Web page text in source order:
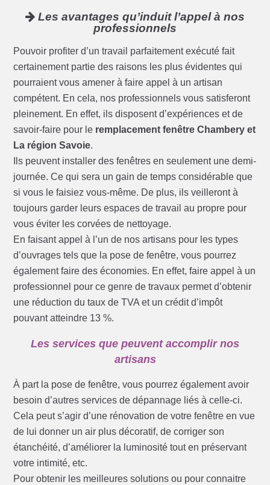
Les avantages qu’induit l’appel à nos
professionnels
Pouvoir profiter d’un travail parfaitement exécuté fait
certainement partie des raisons les plus évidentes qui
pourraient vous amener à faire appel à un artisan
compétent. En cela, nos professionnels vous satisferont
pleinement. En effet, ils disposent d’expériences et de
savoir-faire pour le remplacement fenêtre Chambery et
La région Savoie.
Ils peuvent installer des fenêtres en seulement une demi-
journée. Ce qui sera un gain de temps considérable que
si vous le faisiez vous-même. De plus, ils veilleront à
toujours garder leurs espaces de travail au propre pour
vous éviter les corvées de nettoyage.
En faisant appel à l’un de nos artisans pour les types
d’ouvrages tels que la pose de fenêtre, vous pourrez
également faire des économies. En effet, faire appel à un
professionnel pour ce genre de travaux permet d’obtenir
une réduction du taux de TVA et un crédit d’impôt
pouvant atteindre 13 %.
Les services que peuvent accomplir nos
artisans
À part la pose de fenêtre, vous pourrez également avoir
besoin d’autres services de dépannage liés à celle-ci.
Cela peut s’agir d’une rénovation de votre fenêtre en vue
de lui donner un air plus décoratif, de corriger son
étanchéité, d’améliorer la luminosité tout en préservant
votre intimité, etc.
Pour obtenir les meilleures solutions ou pour connaitre